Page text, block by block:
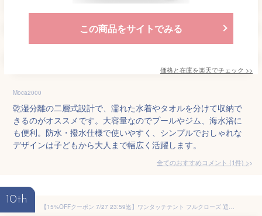
この商品をサイトでみる
価格と在庫を楽天でチェック >>
Moca2000
乾湿分離の二層式設計で、濡れた水着やタオルを分けて収納で
きるのがオススメです。大容量なのでプールやジム、海水浴に
も便利。防水・撥水仕様で使いやすく、シンプルでおしゃれな
デザインは子どもから大人まで幅広く活躍します。
全てのおすすめコメント (1件) >
10th
【15%OFFクーポン 7/27 23:59迄】ワンタッチテント フルクローズ 遮光率99.99％以上 4人 ブラックコーティング メッシュ SCOS-6SUV ポップアップテント テント サンシェード 山善 YAMAZEN キャンパーズコレクション 【送料無料】